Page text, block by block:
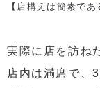
【店構えは簡素で
実際に店を訪ね
店内は満席で、